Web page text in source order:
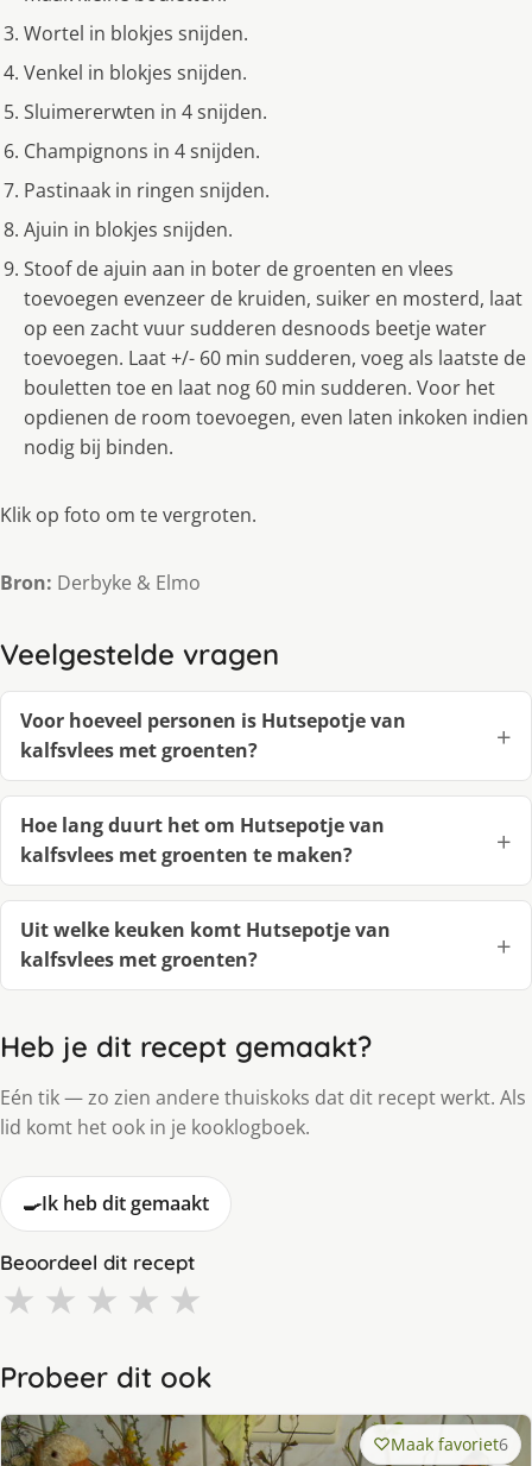
Wortel in blokjes snijden.
Venkel in blokjes snijden.
Sluimererwten in 4 snijden.
Champignons in 4 snijden.
Pastinaak in ringen snijden.
Ajuin in blokjes snijden.
Stoof de ajuin aan in boter de groenten en vlees
toevoegen evenzeer de kruiden, suiker en mosterd, laat
op een zacht vuur sudderen desnoods beetje water
toevoegen. Laat +/- 60 min sudderen, voeg als laatste de
bouletten toe en laat nog 60 min sudderen. Voor het
opdienen de room toevoegen, even laten inkoken indien
nodig bij binden.
Klik op foto om te vergroten.
Bron: Derbyke & Elmo
Veelgestelde vragen
Voor hoeveel personen is Hutsepotje van
kalfsvlees met groenten?
Hoe lang duurt het om Hutsepotje van
kalfsvlees met groenten te maken?
Uit welke keuken komt Hutsepotje van
kalfsvlees met groenten?
Heb je dit recept gemaakt?
Eén tik — zo zien andere thuiskoks dat dit recept werkt. Als
lid komt het ook in je kooklogboek.
🍳Ik heb dit gemaakt
Beoordeel dit recept
★ ★ ★ ★ ★
Probeer dit ook
Maak favoriet6